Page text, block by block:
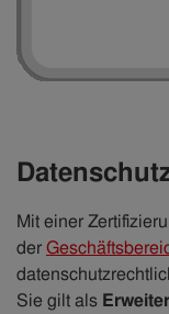
Mit einer
der
Sie gilt als